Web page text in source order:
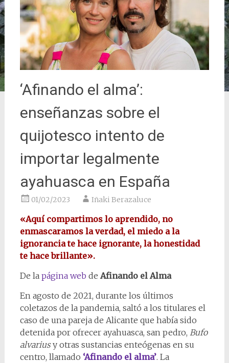
‘Afinando el alma’:
enseñanzas sobre el
quijotesco intento de
importar legalmente
ayahuasca en España
01/02/2023 Iñaki Berazaluce
«Aquí compartimos lo aprendido, no
enmascaramos la verdad, el miedo a la
ignorancia te hace ignorante, la honestidad
te hace brillante».
De la página web de Afinando el Alma
En agosto de 2021, durante los últimos
coletazos de la pandemia, saltó a los titulares el
caso de una pareja de Alicante que había sido
detenida por ofrecer ayahuasca, san pedro, Bufo
alvariusy otras sustancias enteógenas en su
centro, llamado ‘Afinando el alma’. La